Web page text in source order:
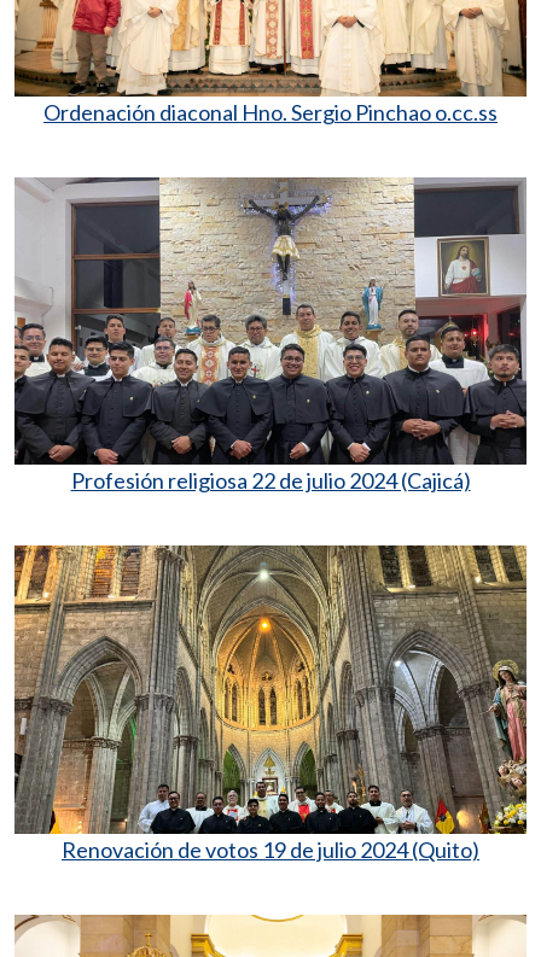
Ordenación diaconal Hno. Sergio Pinchao o.cc.ss
Profesión religiosa 22 de julio 2024 (Cajicá)
Renovación de votos 19 de julio 2024 (Quito)